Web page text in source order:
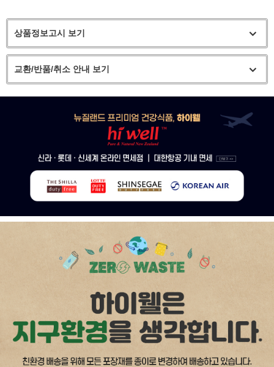
상품정보고시 보기
교환/반품/취소 안내 보기